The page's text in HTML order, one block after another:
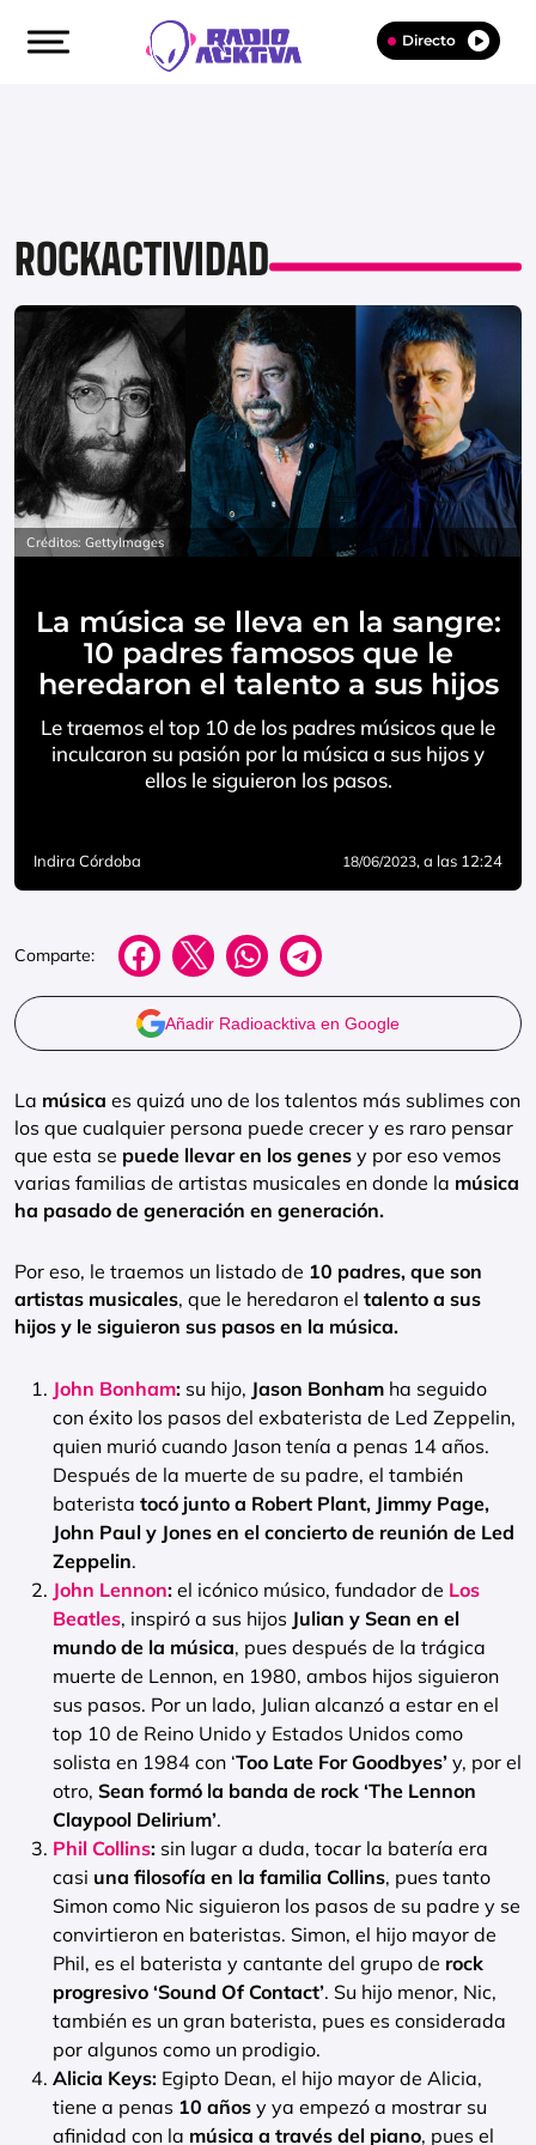
Directo
ROCKACTIVIDAD
Créditos: GettyImages
La música se lleva en la sangre:
10 padres famosos que le
heredaron el talento a sus hijos
Le traemos el top 10 de los padres músicos que le
inculcaron su pasión por la música a sus hijos y
ellos le siguieron los pasos.
Indira Córdoba 18/06/2023, a las 12:24
Comparte:
Añadir Radioacktiva en Google
La música es quizá uno de los talentos más sublimes con
los que cualquier persona puede crecer y es raro pensar
que esta se puede llevar en los genes y por eso vemos
varias familias de artistas musicales en donde la música
ha pasado de generación en generación.
Por eso, le traemos un listado de 10 padres, que son
artistas musicales, que le heredaron el talento a sus
hijos y le siguieron sus pasos en la música.
John Bonham: su hijo, Jason Bonham ha seguido
con éxito los pasos del exbaterista de Led Zeppelin,
quien murió cuando Jason tenía a penas 14 años.
Después de la muerte de su padre, el también
baterista tocó junto a Robert Plant, Jimmy Page,
John Paul y Jones en el concierto de reunión de Led
Zeppelin.
John Lennon: el icónico músico, fundador de Los
Beatles, inspiró a sus hijos Julian y Sean en el
mundo de la música, pues después de la trágica
muerte de Lennon, en 1980, ambos hijos siguieron
sus pasos. Por un lado, Julian alcanzó a estar en el
top 10 de Reino Unido y Estados Unidos como
solista en 1984 con ‘Too Late For Goodbyes’ y, por el
otro, Sean formó la banda de rock ‘The Lennon
Claypool Delirium’.
Phil Collins: sin lugar a duda, tocar la batería era
casi una filosofía en la familia Collins, pues tanto
Simon como Nic siguieron los pasos de su padre y se
convirtieron en bateristas. Simon, el hijo mayor de
Phil, es el baterista y cantante del grupo de rock
progresivo ‘Sound Of Contact’. Su hijo menor, Nic,
también es un gran baterista, pues es considerada
por algunos como un prodigio.
Alicia Keys: Egipto Dean, el hijo mayor de Alicia,
tiene a penas 10 años y ya empezó a mostrar su
afinidad con la música a través del piano, pues el